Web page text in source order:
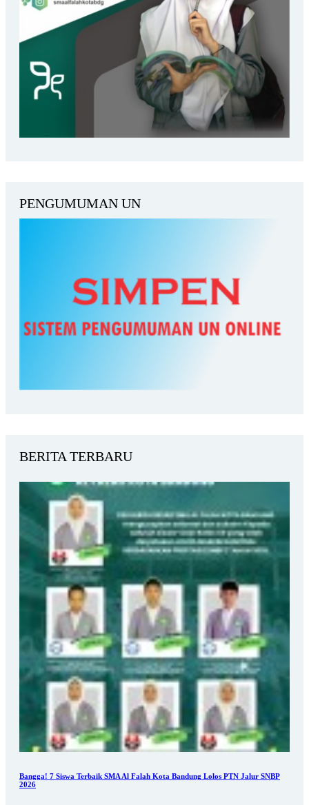
PENGUMUMAN UN
BERITA TERBARU
Bangga! 7 Siswa Terbaik SMA Al Falah Kota Bandung Lolos PTN Jalur SNBP
2026